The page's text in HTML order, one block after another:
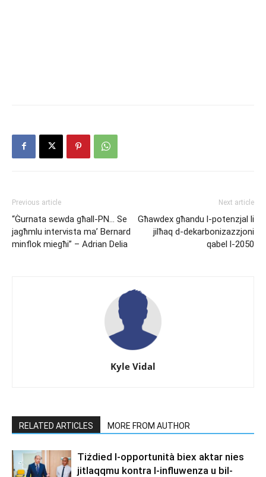
Previous article
“Ġurnata sewda għall-PN… Se
jagħmlu intervista ma’ Bernard
minflok miegħi” – Adrian Delia
Next article
Għawdex għandu l-potenzjal li
jilħaq d-dekarbonizazzjoni
qabel l-2050
Kyle Vidal
RELATED ARTICLES MORE FROM AUTHOR
Tiżdied l-opportunità biex aktar nies
jitlaqqmu kontra l-influwenza u bil-